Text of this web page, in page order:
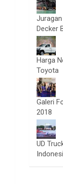
Decker
Harga
Toyota
Galeri
2018
UD